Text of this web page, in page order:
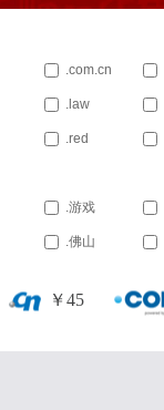
.com.cn
.law
.red
.游戏
.佛山
￥45